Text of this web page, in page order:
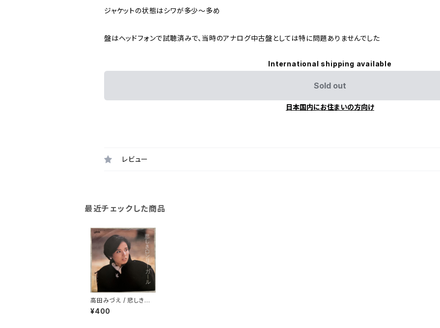
ジャケットの状態はシワが多少～多め
盤はヘッドフォンで試聴済みで、当時のアナログ中古盤としては特に問題ありませんでした
International shipping available
Sold out
日本国内にお住まいの方向け
レビュー
最近チェックした商品
高田みづえ / 悲しきロ
ンリーガール
¥400